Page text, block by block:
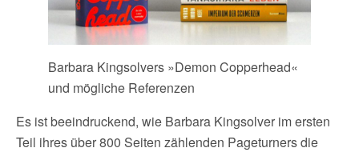
Barbara Kingsolvers »Demon Copperhead«
und mögliche Referenzen
Es ist beeindruckend, wie Barbara Kingsolver im ersten
Teil ihres über 800 Seiten zählenden Pageturners die